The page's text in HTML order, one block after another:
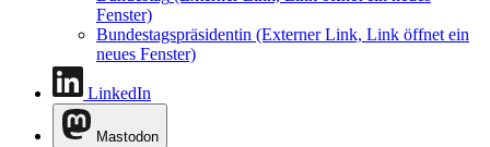
Fenster)
Bundestagspräsidentin (Externer Link, Link öffnet ein
neues Fenster)
LinkedIn
Mastodon